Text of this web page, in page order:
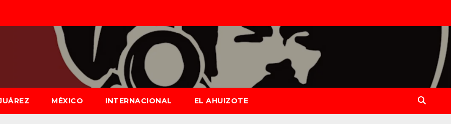
MÉXICO INTERNACIONAL EL AHUIZOTE